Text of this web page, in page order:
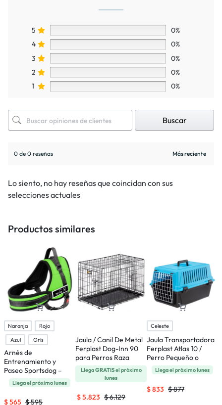
5
0%
4
0%
3
0%
2
0%
1
0%
Buscar
0 de 0 reseñas
Lo siento, no hay reseñas que coincidan con sus
selecciones actuales
Productos similares
Naranja
Rojo
Azul
Gris
Arnés de
Entrenamiento y
Paseo Sportsdog –
Talle S
Llega el próximolunes
$595
$565
Jaula / Canil De Metal
Ferplast Dog-Inn 90
para Perros Raza
Mediana
LlegaGRATISel próximo
lunes
$6.129
$5.823
Celeste
Jaula Transportadora
Ferplast Atlas 10 /
Perro Pequeño o
Gatos
Llega el próximolunes
$877
$833